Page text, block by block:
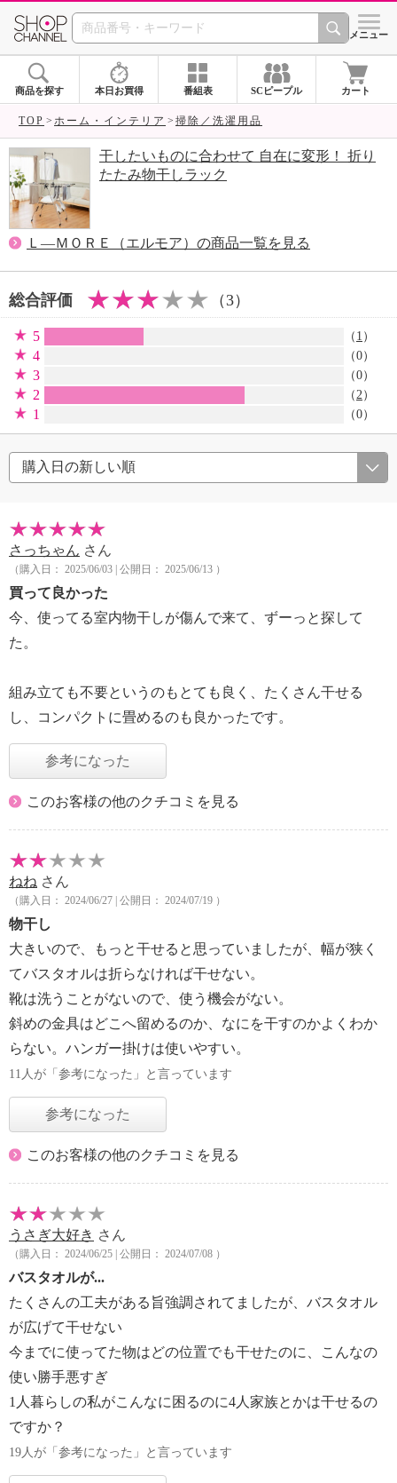
SHOP CHANNEL シメニュー
商品を探す 本日お買得 番組表 SCピープル カート
TOP ホーム・インテリア 掃除／洗濯用品
干したいものに合わせて 自在に変形！ 折り
たたみ物干しラック
Ｌ―ＭＯＲＥ（エルモア）の商品一覧を見る
総合評価 （3）
5 （ 1 ）
4 （0）
3 （0）
2 （2）
1 （0）
さっちゃん さん
（購入日： 2025/06/03 | 公開日： 2025/06/13 ）
買って良かった
今、使ってる室内物干しが傷んで来て、ずーっと探して
た。
組み立ても不要というのもとても良く、たくさん干せる
し、コンパクトに畳めるのも良かったです。
参考になった
このお客様の他のクチコミを見る
ねね さん
（購入日： 2024/06/27 | 公開日： 2024/07/19 ）
物干し
大きいので、もっと干せると思っていましたが、幅が狭く
てバスタオルは折らなければ干せない。
靴は洗うことがないので、使う機会がない。
斜めの金具はどこへ留めるのか、なにを干すのかよくわか
らない。ハンガー掛けは使いやすい。
11人が「参考になった」と言っています
参考になった
このお客様の他のクチコミを見る
うさぎ大好き さん
（購入日： 2024/06/25 | 公開日： 2024/07/08 ）
バスタオルが...
たくさんの工夫がある旨強調されてましたが、バスタオル
が広げて干せない
今までに使ってた物はどの位置でも干せたのに、こんなの
使い勝手悪すぎ
1人暮らしの私がこんなに困るのに4人家族とかは干せるの
ですか？
19人が「参考になった」と言っています